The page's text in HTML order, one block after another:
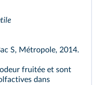
S, Métropole, 2014.
fruitée et sont
dans